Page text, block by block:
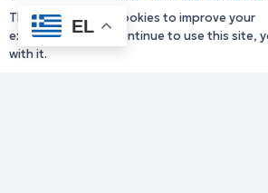
EL
This website uses cookies to improve your
experience. If you continue to use this site,
with it.